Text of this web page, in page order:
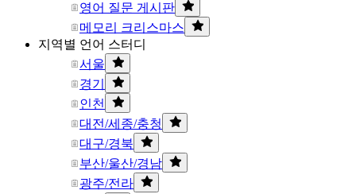
영어 질문 게시판
메모리 크리스마스
지역별 언어 스터디
서울
경기
인천
대전/세종/충청
대구/경북
부산/울산/경남
광주/전라